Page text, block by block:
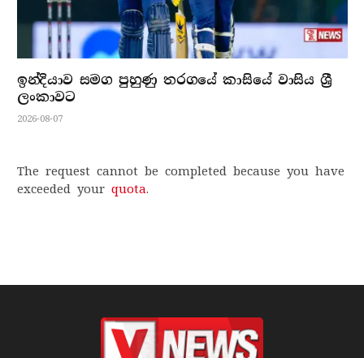
ඉන්දියාව සමග පුහුණු තරගයේ කාසියේ වාසිය ශ්‍රී
ලංකාවට
2026-08-07
The request cannot be completed because you have
exceeded your quota.